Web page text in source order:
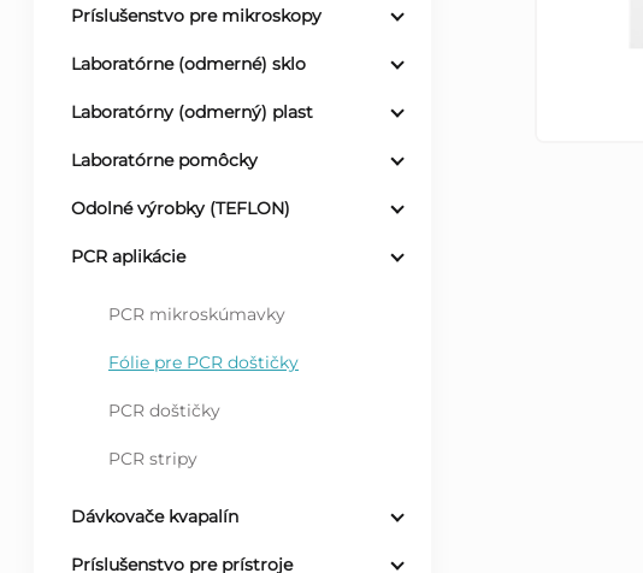
Príslušenstvo pre mikroskopy
Laboratórne (odmerné) sklo
Laboratórny (odmerný) plast
Laboratórne pomôcky
Odolné výrobky (TEFLON)
PCR aplikácie
PCR mikroskúmavky
Fólie pre PCR doštičky
PCR doštičky
PCR stripy
Dávkovače kvapalín
Príslušenstvo pre prístroje